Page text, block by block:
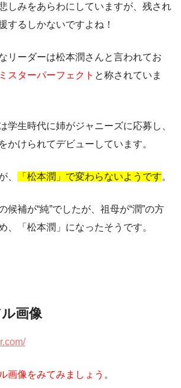
しみをあらわにしていますが、残され
するしかないですよね！
リーダーは松本潤さんと言われてお
ミスターパーフェクト と称されていま
学生時代に姉がジャニーズに応募し、
かけられてデビューしています。
、 「松本潤」で変わらないようです。
候補が“純”でしたが、祖母が“潤”の方
、「松本潤」になったそうです。
画像
画像をみてみましょう 。